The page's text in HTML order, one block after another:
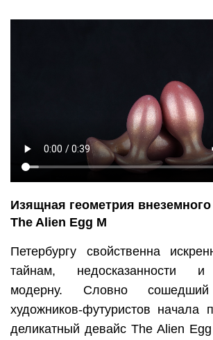
Изящная геометрия
The Alien Egg M
Петербургу свойственна
тайнам, недосказанности и
модерну. Словно
художников-футуристов начала
деликатный девайс The Alien